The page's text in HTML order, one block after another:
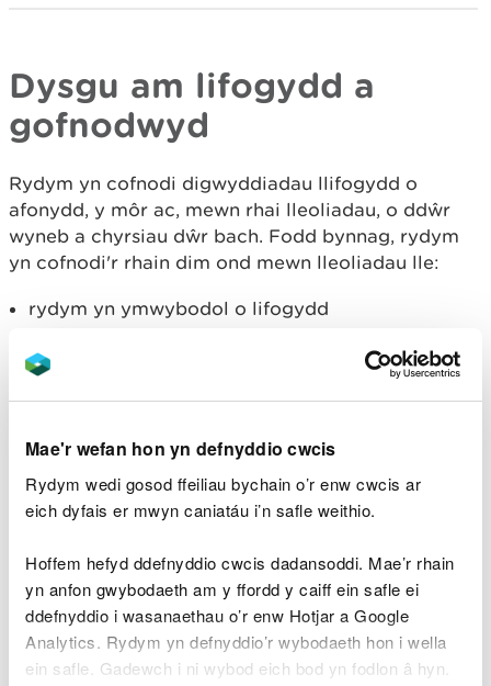
Mae'r wefan hon yn defnyddio cwcis
Rydym wedi gosod ffeiliau bychain o’r enw cwcis ar
eich dyfais er mwyn caniatáu i’n safle weithio.
Hoffem hefyd ddefnyddio cwcis dadansoddi. Mae’r rhain
yn anfon gwybodaeth am y ffordd y caiff ein safle ei
ddefnyddio i wasanaethau o’r enw Hotjar a Google
Analytics. Rydym yn defnyddio’r wybodaeth hon i wella
ein safle. Gadewch i ni wybod eich bod yn fodlon â hyn.
Dysgu am lifogydd a
gofnodwyd
Rydym yn cofnodi digwyddiadau llifogydd o
afonydd, y môr ac, mewn rhai lleoliadau, o ddŵr
wyneb a chyrsiau dŵr bach. Fodd bynnag, rydym
yn cofnodi'r rhain dim ond mewn lleoliadau lle:
rydym yn ymwybodol o lifogydd
mae gennym hyder rhesymol yn y cofnodion
Gweld eich risg llifogydd
Dewiswch yr haen ‘Maint llifogydd a gofnodwyd’ ar
ein mapAsesu Perygl Llifogydd Cymrui weld
dyddiad y'u cofnodwyd nhw.
Ystyr llifogydd a
gofnodwyd